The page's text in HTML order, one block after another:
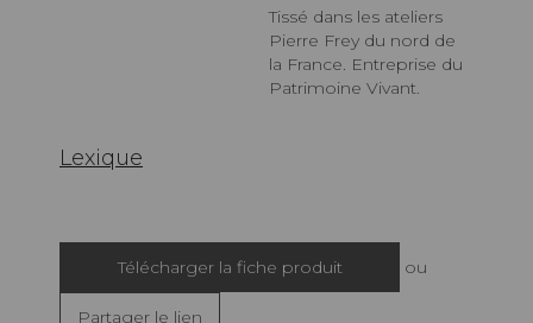
Tissé dans les ateliers
Pierre Frey du nord de
la France. Entreprise du
Patrimoine Vivant.
Lexique
Télécharger la fiche produit ou
Partager le lien